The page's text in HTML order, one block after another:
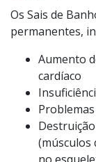
Os Sais de
permanentes,
Aumento
cardíaco
(músculos